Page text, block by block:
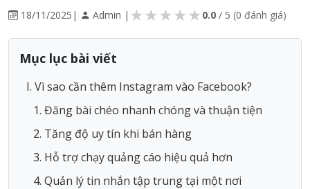
18/11/2025 | Admin | ★
★
★
★
★ 0.0 / 5 (0 đánh giá)
Mục lục bài viết
I. Vì sao cần thêm Instagram vào Facebook?
1. Đăng bài chéo nhanh chóng và thuận tiện
2. Tăng độ uy tín khi bán hàng
3. Hỗ trợ chạy quảng cáo hiệu quả hơn
4. Quản lý tin nhắn tập trung tại một nơi